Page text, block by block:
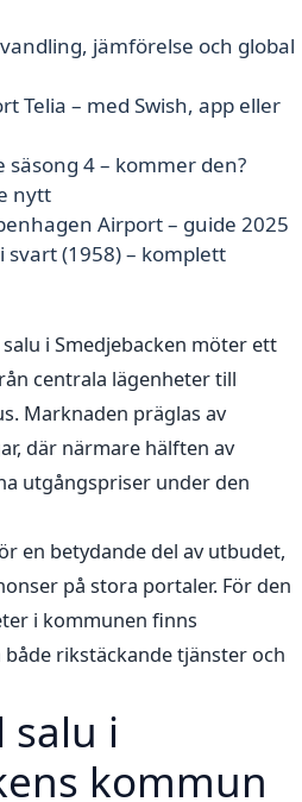
jämförelse och global
Telia – med Swish, app eller
säsong 4 – kommer den?
nytt
Airport – guide 2025
svart (1958) – komplett
i Smedjebacken möter ett
centrala lägenheter till
Marknaden präglas av
där närmare hälften av
utgångspriser under den
en betydande del av utbudet,
på stora portaler. För den
i kommunen finns
rikstäckande tjänster och
salu i
kommun